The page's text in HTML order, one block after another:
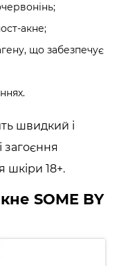
акне;
що забезпечує
швидкий і
загоєння
шкіри 18+.
SOME BY